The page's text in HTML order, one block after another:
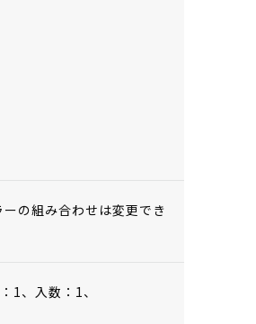
の組み合わせは変更でき
1、 入数：1、